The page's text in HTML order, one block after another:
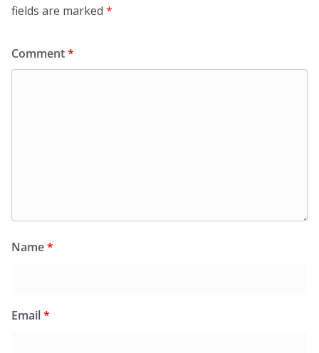
fields are marked *
Comment*
Name*
Email*